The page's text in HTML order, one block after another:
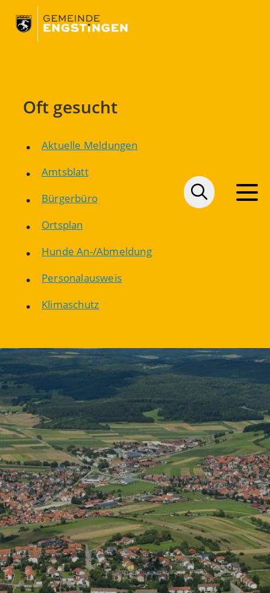
Oft gesucht
Aktuelle Meldungen
Amtsblatt
Bürgerbüro
Ortsplan
Hunde An-/Abmeldung
Personalausweis
Klimaschutz